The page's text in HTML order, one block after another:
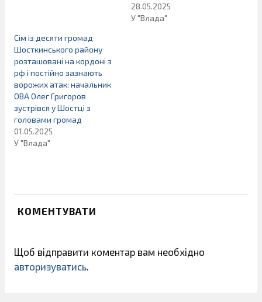
28.05.2025
У "Влада"
Сім із десяти громад
Шосткинського району
розташовані на кордоні з
рф і постійно зазнають
ворожих атак: начальник
ОВА Олег Григоров
зустрівся у Шостці з
головами громад
01.05.2025
У "Влада"
КОМЕНТУВАТИ
Щоб відправити коментар вам необхідно
авторизуватись.